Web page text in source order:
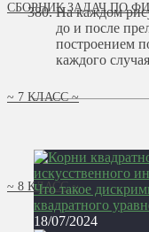
СБОРНИК ЗАДАЧ ПО
~ 7 КЛАСС ~
~ 8 КЛАСС ~
На каждом
до и после
построением
каждого
Что такое
квадратного
18/07/2024